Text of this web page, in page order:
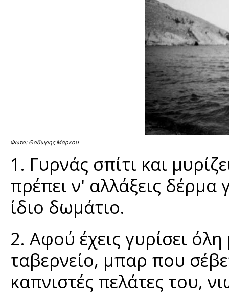
Φωτο: Θοδωρης Μάρκου
1. Γυρνάς σπίτι και
πρέπει ν' αλλάξεις δέρμα
ίδιο δωμάτιο.
2. Αφού έχεις γυρίσει
ταβερνείο, μπαρ που
καπνιστές πελάτες του,